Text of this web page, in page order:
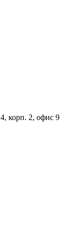
корп. 2, офис 9